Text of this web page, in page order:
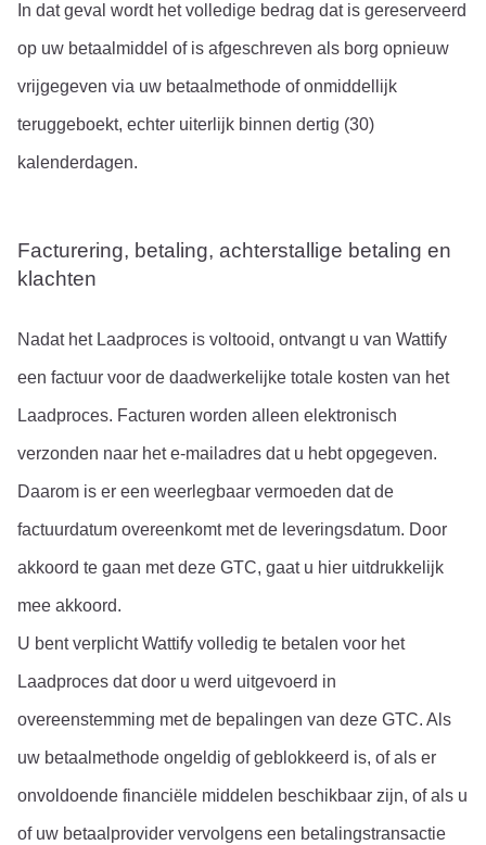
In dat geval wordt het volledige bedrag dat is gereserveerd
op uw betaalmiddel of is afgeschreven als borg opnieuw
vrijgegeven via uw betaalmethode of onmiddellijk
teruggeboekt, echter uiterlijk binnen dertig (30)
kalenderdagen.
Facturering, betaling, achterstallige betaling en
klachten
Nadat het Laadproces is voltooid, ontvangt u van Wattify
een factuur voor de daadwerkelijke totale kosten van het
Laadproces. Facturen worden alleen elektronisch
verzonden naar het e-mailadres dat u hebt opgegeven.
Daarom is er een weerlegbaar vermoeden dat de
factuurdatum overeenkomt met de leveringsdatum. Door
akkoord te gaan met deze GTC, gaat u hier uitdrukkelijk
mee akkoord.
U bent verplicht Wattify volledig te betalen voor het
Laadproces dat door u werd uitgevoerd in
overeenstemming met de bepalingen van deze GTC. Als
uw betaalmethode ongeldig of geblokkeerd is, of als er
onvoldoende financiële middelen beschikbaar zijn, of als u
of uw betaalprovider vervolgens een betalingstransactie